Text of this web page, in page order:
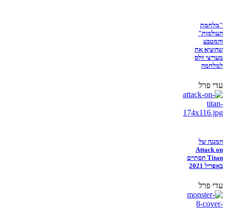
"מלחמת
העולמות"
והמטבע
שהוציא את
מעריצי וולס
למלחמה
עדי פרל
המנגה של
Attack on
Titan תסתיים
באפריל 2021
עדי פרל